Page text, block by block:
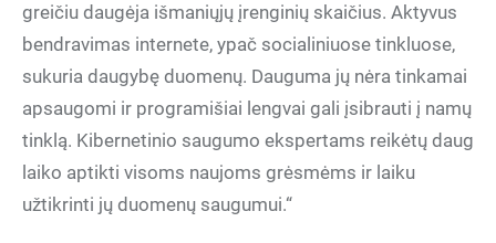
greičiu daugėja išmaniųjų įrenginių skaičius. Aktyvus
bendravimas internete, ypač socialiniuose tinkluose,
sukuria daugybę duomenų. Dauguma jų nėra tinkamai
apsaugomi ir programišiai lengvai gali įsibrauti į namų
tinklą. Kibernetinio saugumo ekspertams reikėtų daug
laiko aptikti visoms naujoms grėsmėms ir laiku
užtikrinti jų duomenų saugumui.“